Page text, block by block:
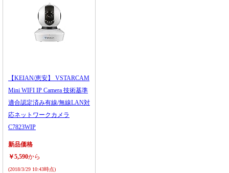
【KEIAN/恵安】 VSTARCAM
Mini WIFI IP Camera 技術基準
適合認定済み有線/無線LAN対
応ネットワークカメラ
C7823WIP
新品価格
￥5,590から
(2018/3/29 10:43時点)